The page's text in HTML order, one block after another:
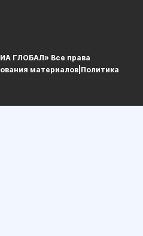
ГЛОБАЛ» Все права
материалов Политика